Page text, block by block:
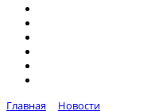
Главная
Новости